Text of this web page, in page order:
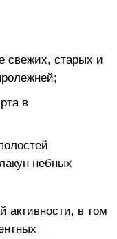
свежих, старых и
в
небных
активности, в том